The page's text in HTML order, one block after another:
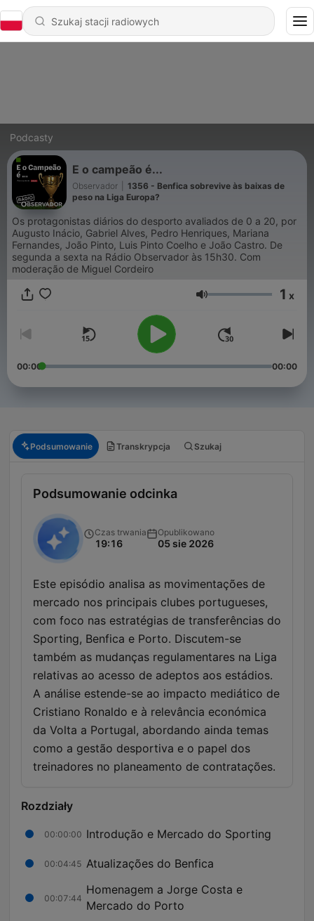
Podcasty
E o campeão é...
Observador
1356 - Benfica sobrevive às baixas de
peso na Liga Europa?
Os protagonistas diários do desporto avaliados de 0 a 20, por
Augusto Inácio, Gabriel Alves, Pedro Henriques, Mariana
Fernandes, João Pinto, Luis Pinto Coelho e João Castro. De
segunda a sexta na Rádio Observador às 15h30. Com
moderação de Miguel Cordeiro
Głośność 1 x
00:00 00:00
Podsumowanie Transkrypcja Szukaj
Podsumowanie odcinka
Czas trwania
19:16
Opublikowano
05 sie 2026
Este episódio analisa as movimentações de
mercado nos principais clubes portugueses,
com foco nas estratégias de transferências do
Sporting, Benfica e Porto. Discutem-se
também as mudanças regulamentares na Liga
relativas ao acesso de adeptos aos estádios.
A análise estende-se ao impacto mediático de
Cristiano Ronaldo e à relevância económica
da Volta a Portugal, abordando ainda temas
como a gestão desportiva e o papel dos
treinadores no planeamento de contratações.
Rozdziały
00:00:00 Introdução e Mercado do Sporting
00:04:45 Atualizações do Benfica
00:07:44
Homenagem a Jorge Costa e
Mercado do Porto